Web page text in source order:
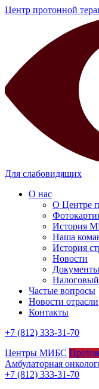
Центр протонной
Для слабовидящих
О нас
О Центре
История
Наша
История
Новости
Документы
Частые вопросы
Новости отрасли
Контакты
+7 (812) 333-31-70
Центры МИБС
Амбулаторная
+7 (812) 333-31-70